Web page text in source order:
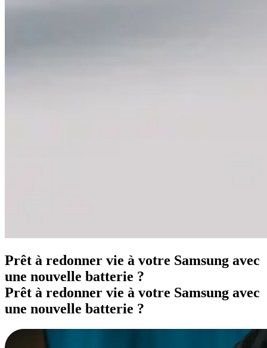
Prêt à redonner vie à votre Samsung avec
une nouvelle batterie ?
Prêt à redonner vie à votre Samsung avec
une nouvelle batterie ?